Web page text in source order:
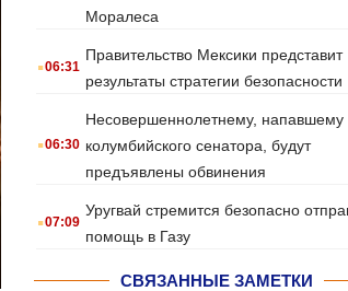
Моралеса
.06:31
Правительство Мексики представит
результаты стратегии безопасности
.06:30
Несовершеннолетнему, напавшему
колумбийского сенатора, будут
предъявлены обвинения
.07:09
Уругвай стремится безопасно
помощь в Газу
СВЯЗАННЫЕ ЗАМЕТКИ